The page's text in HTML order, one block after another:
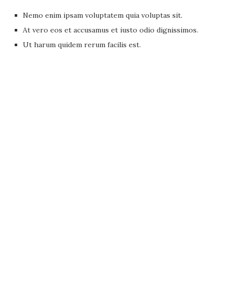
Nemo enim ipsam voluptatem quia voluptas sit.
At vero eos et accusamus et iusto odio dignissimos.
Ut harum quidem rerum facilis est.